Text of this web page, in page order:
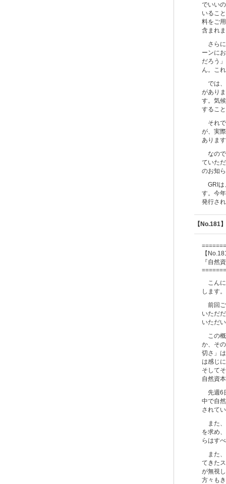
でいい
いるこ
料をご
含まれ
さらに
ーンに
だろう
ん。こ
では、
があり
す。気
するこ
それで
が、実
ありま
なので
ていた
のお知
GRIは
す。今
発行さ
【No.181
【
『自然
こんに
します。
前回ご
いただ
いただ
この概
か、そ
切さ」
は感じ
そして
自然資
先週6
中で自
されて
また、
を求め
らはす
また、
てきた
が無視
方々も